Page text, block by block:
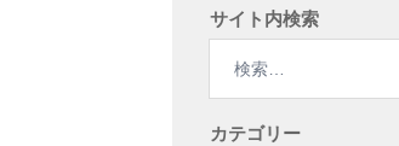
サイト内検索
カテゴリー